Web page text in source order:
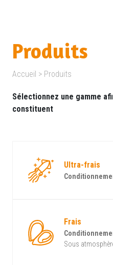
Produits
Accueil > Produits
Sélectionnez une gamme
constituent
Ultra-frais
Frais
Sous